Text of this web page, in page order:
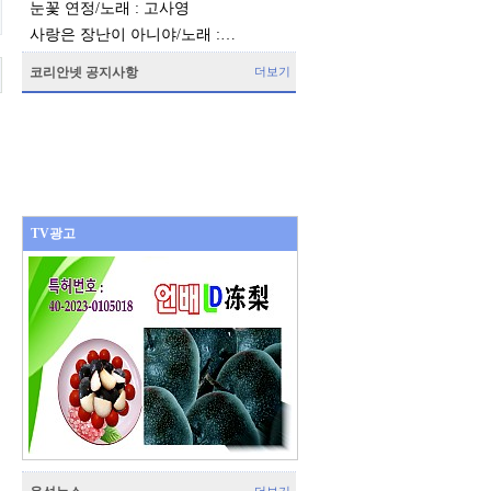
눈꽃 연정/노래 : 고사영
사랑은 장난이 아니야/노래 :…
코리안넷 공지사항 더보기
TV광고